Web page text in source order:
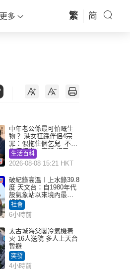
更多 繁 简
中年老公係最可怕嘅生
物？ 港女狂踩伴侶4宗
罪：似拖住個乞兒 不解
為何經常去廁所 網民一
語道破
生活百科
2026-08-08 15:21 HKT
破紀錄高溫︱上水錄39.8
度 天文台：自1980年代
設氣象站以來境內最高
紀錄
社會
6小時前
太古城海棠閣冷氣機着
火 16人送院 多人上天台
暫避
突發
4小時前